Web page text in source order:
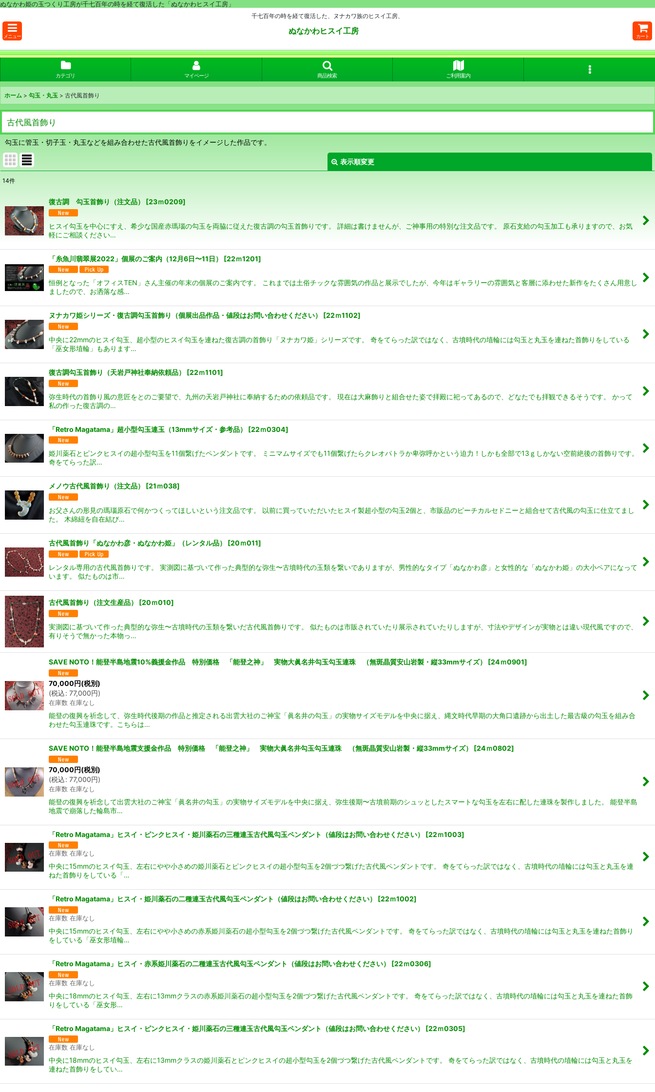
ぬなかわ姫の玉つくり工房が千七百年の時を経て復活した「ぬなかわヒスイ工房」
千七百年の時を経て復活した、ヌナカワ族のヒスイ工房、
メニュー
ぬなかわヒスイ工房
カート
カテゴリ マイページ 商品検索 ご利用案内
ホーム > 勾玉・丸玉 > 古代風首飾り
古代風首飾り
勾玉に管玉・切子玉・丸玉などを組み合わせた古代風首飾りをイメージした作品です。
表示順変更
並び順 :
14件
復古調 勾玉首飾り（注文品） [23ｍ0209]
ヒスイ勾玉を中心にすえ、希少な国産赤瑪瑙の勾玉を両脇に従えた復古調の勾玉首飾りです。 詳細は書けませんが、ご神事用の特別な注文品です。 原石支給の勾玉加工も承りますので、お気
軽にご相談ください…
「糸魚川翡翠展2022」個展のご案内（12月6日〜11日） [22ｍ1201]
恒例となった「オフィスTEN」さん主催の年末の個展のご案内です。 これまでは土俗チックな雰囲気の作品と展示でしたが、今年はギャラリーの雰囲気と客層に添わせた新作をたくさん用意し
ましたので、お洒落な感…
ヌナカワ姫シリーズ・復古調勾玉首飾り（個展出品作品・値段はお問い合わせください） [22ｍ1102]
中央に22mmのヒスイ勾玉、超小型のヒスイ勾玉を連ねた復古調の首飾り「ヌナカワ姫」シリーズです。 奇をてらった訳ではなく、古墳時代の埴輪には勾玉と丸玉を連ねた首飾りをしている
「巫女形埴輪」もあります…
復古調勾玉首飾り（天岩戸神社奉納依頼品） [22ｍ1101]
弥生時代の首飾り風の意匠をとのご要望で、九州の天岩戸神社に奉納するための依頼品です。 現在は大麻飾りと組合せた姿で拝殿に祀ってあるので、どなたでも拝観できるそうです。 かって
私の作った復古調の…
「Retro Magatama」超小型勾玉連玉（13mmサイズ・参考品） [22ｍ0304]
姫川薬石とピンクヒスイの超小型勾玉を11個繋げたペンダントです。 ミニマムサイズでも11個繋げたらクレオパトラか卑弥呼かという迫力！しかも全部で13ｇしかない空前絶後の首飾りです。
奇をてらった訳…
メノウ古代風首飾り（注文品） [21ｍ038]
お父さんの形見の瑪瑙原石で何かつくってほしいという注文品です。 以前に買っていただいたヒスイ製超小型の勾玉2個と、市販品のピーチカルセドニーと組合せて古代風の勾玉に仕立てまし
た。 木綿紐を自在結び…
古代風首飾り「ぬなかわ彦・ぬなかわ姫」（レンタル品） [20ｍ011]
レンタル専用の古代風首飾りです。 実測図に基づいて作った典型的な弥生〜古墳時代の玉類を繋いでありますが、男性的なタイプ「ぬなかわ彦」と女性的な「ぬなかわ姫」の大小ペアになって
います。 似たものは市…
古代風首飾り（注文生産品） [20ｍ010]
実測図に基づいて作った典型的な弥生〜古墳時代の玉類を繋いだ古代風首飾りです。 似たものは市販されていたり展示されていたりしますが、寸法やデザインが実物とは違い現代風ですので、
有りそうで無かった本物っ…
SAVE NOTO！能登半島地震10%義援金作品 特別価格 「能登之神」 実物大眞名井勾玉勾玉連珠 （無斑晶質安山岩製・縦33mmサイズ） [24ｍ0901]
70,000円(税別)
(税込: 77,000円)
在庫数 在庫なし
能登の復興を祈念して、弥生時代後期の作品と推定される出雲大社のご神宝「眞名井の勾玉」の実物サイズモデルを中央に据え、縄文時代早期の大角口遺跡から出土した最古級の勾玉を組み合
わせた勾玉連珠です。こちらは…
SAVE NOTO！能登半島地震支援金作品 特別価格 「能登之神」 実物大眞名井勾玉勾玉連珠 （無斑晶質安山岩製・縦33mmサイズ） [24ｍ0802]
70,000円(税別)
(税込: 77,000円)
在庫数 在庫なし
能登の復興を祈念して出雲大社のご神宝「眞名井の勾玉」の実物サイズモデルを中央に据え、弥生後期〜古墳前期のシュッとしたスマートな勾玉を左右に配した連珠を製作しました。 能登半島
地震で崩落した輪島市…
「Retro Magatama」ヒスイ・ピンクヒスイ・姫川薬石の三種連玉古代風勾玉ペンダント（値段はお問い合わせください） [22ｍ1003]
在庫数 在庫なし
中央に15mmのヒスイ勾玉、左右にやや小さめの姫川薬石とピンクヒスイの超小型勾玉を2個づつ繋げた古代風ペンダントです。 奇をてらった訳ではなく、古墳時代の埴輪には勾玉と丸玉を連
ねた首飾りをしている「…
「Retro Magatama」ヒスイ・姫川薬石の二種連玉古代風勾玉ペンダント（値段はお問い合わせください） [22ｍ1002]
在庫数 在庫なし
中央に15mmのヒスイ勾玉、左右にやや小さめの赤系姫川薬石の超小型勾玉を2個づつ繋げた古代風ペンダントです。 奇をてらった訳ではなく、古墳時代の埴輪には勾玉と丸玉を連ねた首飾り
をしている「巫女形埴輪…
「Retro Magatama」ヒスイ・赤系姫川薬石の二種連玉古代風勾玉ペンダント（値段はお問い合わせください） [22ｍ0306]
在庫数 在庫なし
中央に18mmのヒスイ勾玉、左右に13mmクラスの赤系姫川薬石の超小型勾玉を2個づつ繋げた古代風ペンダントです。 奇をてらった訳ではなく、古墳時代の埴輪には勾玉と丸玉を連ねた首飾
りをしている「巫女形…
「Retro Magatama」ヒスイ・ピンクヒスイ・姫川薬石の三種連玉古代風勾玉ペンダント（値段はお問い合わせください） [22ｍ0305]
在庫数 在庫なし
中央に18mmのヒスイ勾玉、左右に13mmクラスの姫川薬石とピンクヒスイの超小型勾玉を2個づつ繋げた古代風ペンダントです。 奇をてらった訳ではなく、古墳時代の埴輪には勾玉と丸玉を
連ねた首飾りをしてい…